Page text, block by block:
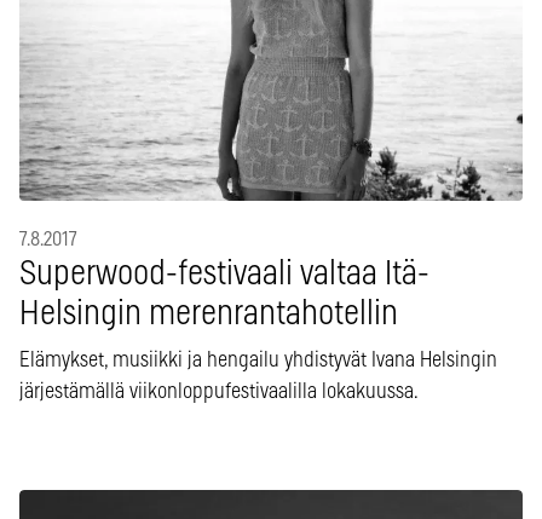
7.8.2017
Superwood-festivaali valtaa Itä-
Helsingin merenrantahotellin
Elämykset, musiikki ja hengailu yhdistyvät Ivana Helsingin
järjestämällä viikonloppufestivaalilla lokakuussa.